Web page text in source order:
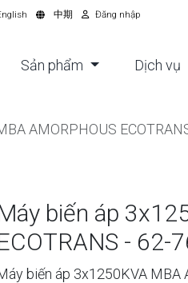
中期 Đăng nhập
Sản phẩm Dịch vụ
AMORPHOUS
biến áp
- 62-
biến áp 3x1250KVA MBA